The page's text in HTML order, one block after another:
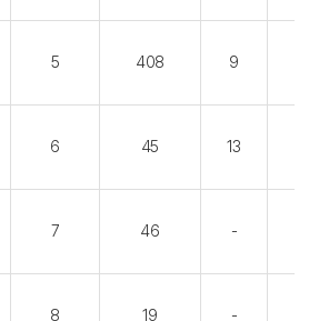
5 408 9
6 45 13
7 46 -
8 19 -